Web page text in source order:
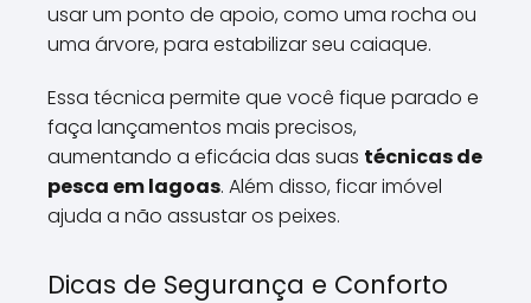
usar um ponto de apoio, como uma rocha ou
uma árvore, para estabilizar seu caiaque.
Essa técnica permite que você fique parado e
faça lançamentos mais precisos,
aumentando a eficácia das suas técnicas de
pesca em lagoas. Além disso, ficar imóvel
ajuda a não assustar os peixes.
Dicas de Segurança e Conforto